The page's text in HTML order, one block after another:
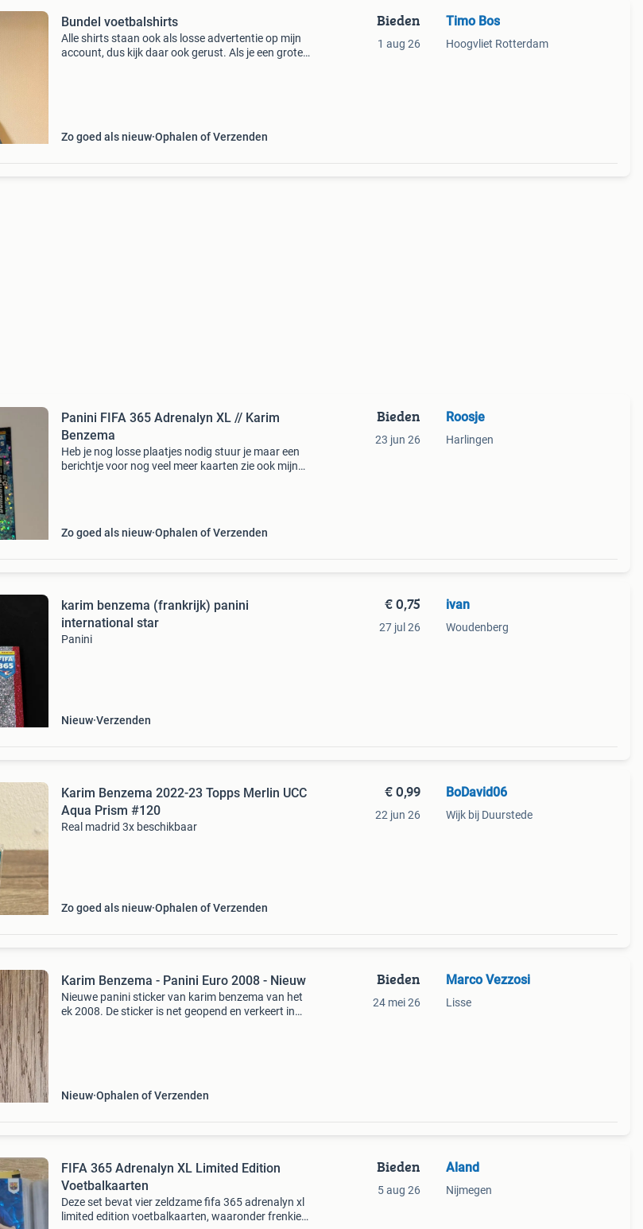
Bundel voetbalshirts
Alle shirts staan ook als losse advertentie op mijn
account, dus kijk daar ook gerust. Als je een grote
Zo goed als nieuw Ophalen of Verzenden
Bieden
1 aug 26
Timo Bos
Hoogvliet Rotterdam
Panini FIFA 365 Adrenalyn XL // Karim
Benzema
Heb je nog losse plaatjes nodig stuur je maar een
berichtje voor nog veel meer kaarten zie ook mijn
Zo goed als nieuw Ophalen of Verzenden
Bieden
23 jun 26
Roosje
Harlingen
karim benzema (frankrijk) panini
international star
Panini
Nieuw Verzenden
€ 0,75
27 jul 26
ivan
Woudenberg
Karim Benzema 2022-23 Topps Merlin UCC
Aqua Prism #120
Real madrid 3x beschikbaar
Zo goed als nieuw Ophalen of Verzenden
€ 0,99
22 jun 26
BoDavid06
Wijk bij Duurstede
Karim Benzema - Panini Euro 2008 - Nieuw
Nieuwe panini sticker van karim benzema van het
ek 2008. De sticker is net geopend en verkeert in
Nieuw Ophalen of Verzenden
Bieden
24 mei 26
Marco Vezzosi
Lisse
FIFA 365 Adrenalyn XL Limited Edition
Voetbalkaarten
Deze set bevat vier zeldzame fifa 365 adrenalyn xl
limited edition voetbalkaarten, waaronder frenkie
Bieden
5 aug 26
Aland
Nijmegen